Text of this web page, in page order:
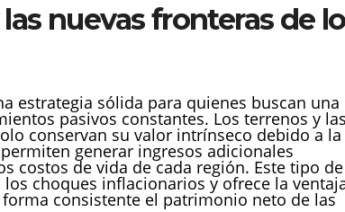
nuevas fronteras de
estrategia sólida para quienes buscan una
pasivos constantes. Los terrenos y
conservan su valor intrínseco debido a la
generar ingresos adicionales
costos de vida de cada región. Este tipo de
choques inflacionarios y ofrece la
consistente el patrimonio neto de las